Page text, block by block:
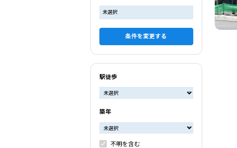
未選択
条件を変更する
駅徒歩
築年
不明を含む